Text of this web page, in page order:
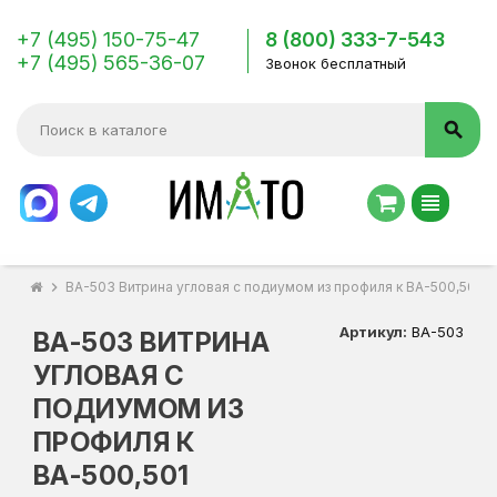
+7 (495) 150-75-47
+7 (495) 565-36-07
8 (800) 333-7-543
Звонок бесплатный
search
view_headline
chevron_right ВА-503 Витрина угловая с подиумом из профиля к ВА-500,501
ВА-503 ВИТРИНА
УГЛОВАЯ С
ПОДИУМОМ ИЗ
ПРОФИЛЯ К
ВА-500,501
Артикул: ВА-503